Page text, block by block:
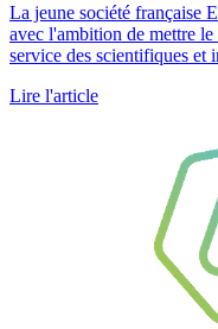
La jeune société française
avec l'ambition de mettre
service des scientifiques et
aux sciences de la vie,
Lire l'article